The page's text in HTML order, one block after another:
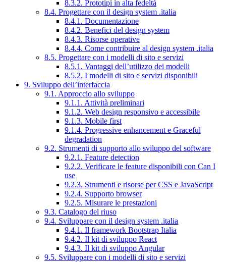
8.3.2. Prototipi in alta fedeltà
8.4. Progettare con il design system .italia
8.4.1. Documentazione
8.4.2. Benefici del design system
8.4.3. Risorse operative
8.4.4. Come contribuire al design system .italia
8.5. Progettare con i modelli di sito e servizi
8.5.1. Vantaggi dell’utilizzo dei modelli
8.5.2. I modelli di sito e servizi disponibili
9. Sviluppo dell’interfaccia
9.1. Approccio allo sviluppo
9.1.1. Attività preliminari
9.1.2. Web design responsivo e accessibile
9.1.3. Mobile first
9.1.4. Progressive enhancement e Graceful
degradation
9.2. Strumenti di supporto allo sviluppo del software
9.2.1. Feature detection
9.2.2. Verificare le feature disponibili con Can I
use
9.2.3. Strumenti e risorse per CSS e JavaScript
9.2.4. Supporto browser
9.2.5. Misurare le prestazioni
9.3. Catalogo del riuso
9.4. Sviluppare con il design system .italia
9.4.1. Il framework Bootstrap Italia
9.4.2. Il kit di sviluppo React
9.4.3. Il kit di sviluppo Angular
9.5. Sviluppare con i modelli di sito e servizi